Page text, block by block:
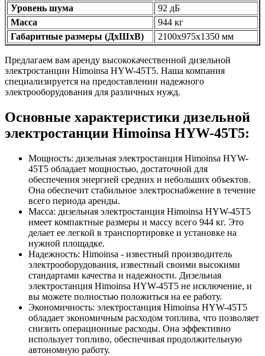
Уровень шума
92 дБ
Масса
944 кг
Габаритные размеры (ДхШхВ)
2100х975х1350 мм
Предлагаем вам аренду высококачественной дизельной
электростанции Himoinsa HYW-45T5. Наша компания
специализируется на предоставлении надежного
электрооборудования для различных нужд.
Основные характеристики дизельной
электростанции Himoinsa HYW-45T5:
Мощность: дизельная электростанция Himoinsa HYW-
45T5 обладает мощностью, достаточной для
обеспечения энергией средних и небольших объектов.
Она обеспечит стабильное электроснабжение в течение
всего периода аренды.
Масса: дизельная электростанция Himoinsa HYW-45T5
имеет компактные размеры и массу всего 944 кг. Это
делает ее легкой в транспортировке и установке на
нужной площадке.
Надежность: Himoinsa - известный производитель
электрооборудования, известный своими высокими
стандартами качества и надежности. Дизельная
электростанция Himoinsa HYW-45T5 не исключение, и
вы можете полностью положиться на ее работу.
Экономичность: электростанция Himoinsa HYW-45T5
обладает экономичным расходом топлива, что позволяет
снизить операционные расходы. Она эффективно
использует топливо, обеспечивая продолжительную
автономную работу.